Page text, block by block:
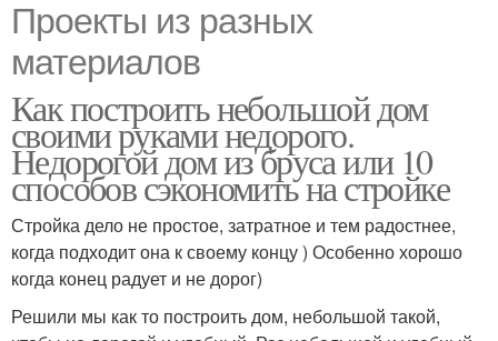
Проекты из разных
материалов
Как построить небольшой дом
своими руками недорого.
Недорогой дом из бруса или 10
способов сэкономить на стройке
Стройка дело не простое, затратное и тем радостнее,
когда подходит она к своему концу ) Особенно хорошо
когда конец радует и не дорог)
Решили мы как то построить дом, небольшой такой,